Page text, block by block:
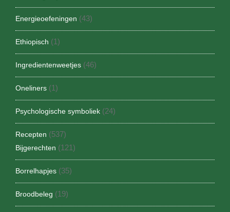
Energieoefeningen (43)
Ethiopisch (1)
Ingredientenweetjes (46)
Oneliners (1)
Psychologische symboliek (24)
Recepten (537)
Bijgerechten (121)
Borrelhapjes (35)
Broodbeleg (19)